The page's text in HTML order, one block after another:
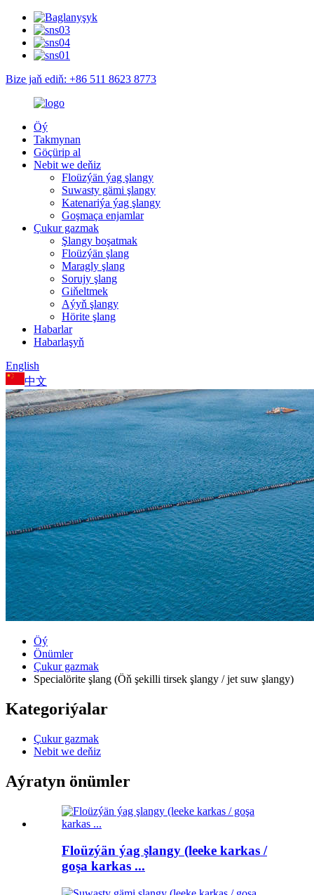
Bize jaň ediň: +86 511 8623 8773
Öý
Takmynan
Göçürip al
Nebit we deňiz
Floüzýän ýag şlangy
Suwasty gämi şlangy
Katenariýa ýag şlangy
Goşmaça enjamlar
Çukur gazmak
Şlangy boşatmak
Floüzýän şlang
Maragly şlang
Sorujy şlang
Giňeltmek
Aýyň şlangy
Hörite şlang
Habarlar
Habarlaşyň
English
中文
Öý
Önümler
Çukur gazmak
Specialörite şlang (Öň şekilli tirsek şlangy / jet suw şlangy)
Kategoriýalar
Çukur gazmak
Nebit we deňiz
Aýratyn önümler
Floüzýän ýag şlangy (leeke karkas /
goşa karkas ...